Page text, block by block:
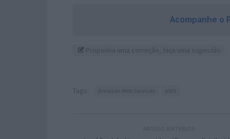
Acompanhe o
Tags: